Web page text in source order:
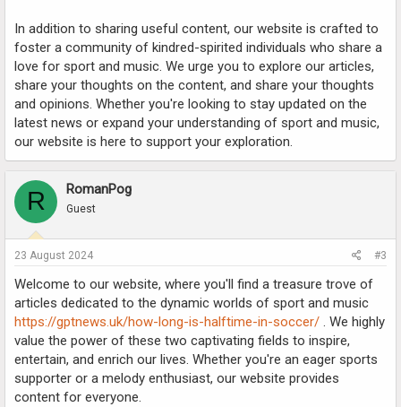
In addition to sharing useful content, our website is crafted to
foster a community of kindred-spirited individuals who share a
love for sport and music. We urge you to explore our articles,
share your thoughts on the content, and share your thoughts
and opinions. Whether you're looking to stay updated on the
latest news or expand your understanding of sport and music,
our website is here to support your exploration.
R RomanPog
Guest
23 August 2024 #3
Welcome to our website, where you'll find a treasure trove of
articles dedicated to the dynamic worlds of sport and music
https://gptnews.uk/how-long-is-halftime-in-soccer/ . We highly
value the power of these two captivating fields to inspire,
entertain, and enrich our lives. Whether you're an eager sports
supporter or a melody enthusiast, our website provides
content for everyone.